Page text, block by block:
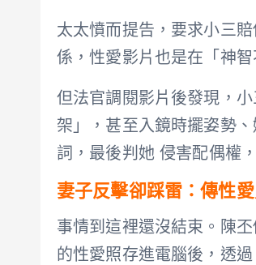
太太憤而提告，要求小三
係，性愛影片也是在「神
但法官調閱影片後發現，
架」，甚至入鏡時擺姿勢
詞，最後判她 侵害配偶權
妻子反擊卻踩雷：傳性
事情到這裡還沒結束。陳
的性愛照存進電腦後，透